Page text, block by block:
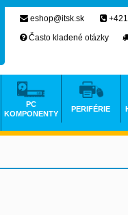
eshop@itsk.sk
Často kladené otázky
PC
KOMPONENTY
PERIFÉRIE